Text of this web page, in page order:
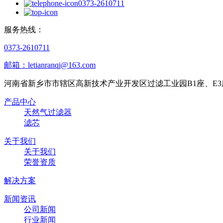
0373-2610711
服务热线：
0373-2610711
邮箱：letianranqi@163.com
河南省新乡市市辖区高新技术产业开发区过滤工业园B1座、E3
产品中心
天然气过滤器
滤芯
关于我们
关于我们
荣誉资质
解决方案
新闻资讯
公司新闻
行业新闻